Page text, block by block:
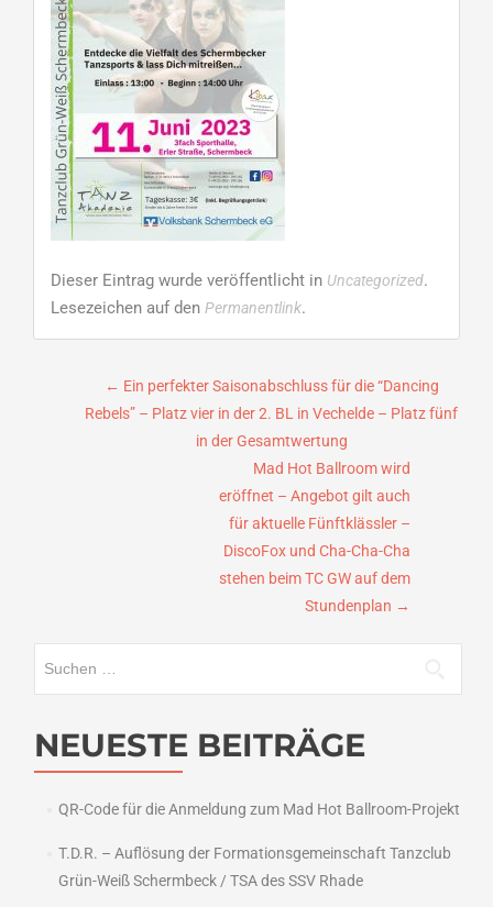
Dieser Eintrag wurde veröffentlicht in Uncategorized.
Lesezeichen auf den Permanentlink.
Beitragsnavigation
← Ein perfekter Saisonabschluss für die “Dancing
Rebels” – Platz vier in der 2. BL in Vechelde – Platz fünf
in der Gesamtwertung
Mad Hot Ballroom wird
eröffnet – Angebot gilt auch
für aktuelle Fünftklässler –
DiscoFox und Cha-Cha-Cha
stehen beim TC GW auf dem
Stundenplan →
NEUESTE BEITRÄGE
QR-Code für die Anmeldung zum Mad Hot Ballroom-Projekt
T.D.R. – Auflösung der Formationsgemeinschaft Tanzclub
Grün-Weiß Schermbeck / TSA des SSV Rhade